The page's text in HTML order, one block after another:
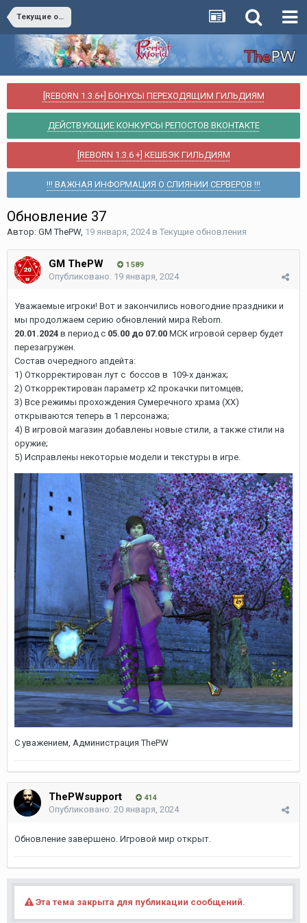
Текущие обновления
[REBORN 1.3.6+] БОНУСЫ ПЕРЕХОДЯЩИМ ГИЛЬДИЯМ
ДЕЙСТВУЮЩИЕ КОНКУРСЫ РЕПОСТОВ ВКОНТАКТЕ
[REBORN 1.3.6 +] КЕШБЭК ГИЛЬДИЯМ
!!! ВАЖНАЯ ИНФОРМАЦИЯ О СЛИЯНИИ СЕРВЕРОВ !!!
Обновление 37
Автор: GM ThePW, 19 января, 2024в Текущие обновления
GM ThePW 1 589
Опубликовано: 19 января, 2024
Уважаемые игроки! Вот и закончились новогодние праздники и
мы продолжаем серию обновлений мира Reborn.
20.01.2024 в период с 05.00 до 07.00 МСК игровой сервер будет
перезагружен.
Состав очередного апдейта:
1) Откорректирован лут с боссов в 109-х данжах;
2) Откорректирован параметр х2 прокачки питомцев;
3) Все режимы прохождения Сумеречного храма (ХХ)
открываются теперь в 1 персонажа;
4) В игровой магазин добавлены новые стили, а также стили на
оружие;
5) Исправлены некоторые модели и текстуры в игре.
С уважением, Администрация ThePW
ThePWsupport 414
Опубликовано: 20 января, 2024
Обновление завершено. Игровой мир открыт.
Эта тема закрыта для публикации сообщений.